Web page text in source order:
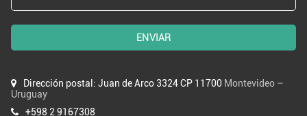
ENVIAR
Dirección postal: Juan de Arco 3324 CP 11700 Montevideo –
Uruguay
+598 2 9167308